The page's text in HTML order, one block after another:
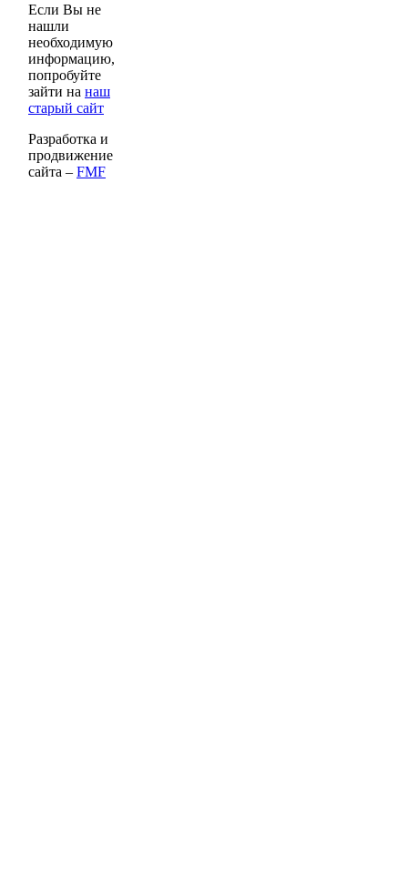
Если Вы не
нашли
необходимую
информацию,
попробуйте
зайти на наш
старый сайт
Разработка и
продвижение
сайта – FMF